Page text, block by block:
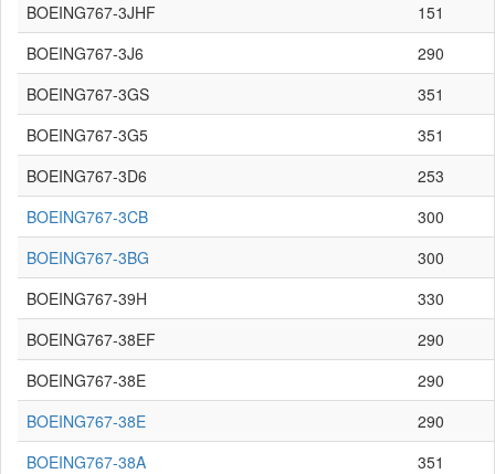
BOEING767-3JHF
151
BOEING767-3J6
290
BOEING767-3GS
351
BOEING767-3G5
351
BOEING767-3D6
253
BOEING767-3CB
300
BOEING767-3BG
300
BOEING767-39H
330
BOEING767-38EF
290
BOEING767-38E
290
BOEING767-38E
290
BOEING767-38A
351